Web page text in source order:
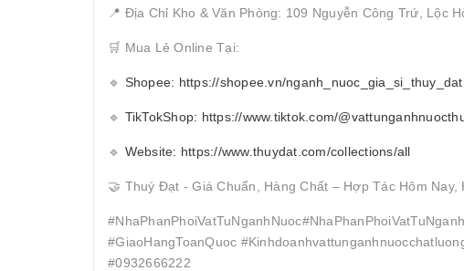
📍 Địa Chỉ Kho & Văn Phòng: 109 Nguyễn Công Trứ, Lộc
🛒 Mua Lẻ Online Tại:
🔹 Shopee: https://shopee.vn/nganh_nuoc_gia_si_thuy_dat
🔹 TikTokShop: https://www.tiktok.com/
🔹 Website: https://www.thuydat.com/collections/all
🤝 Thuý Đạt - Giá Chuẩn, Hàng Chất – Hợp Tác Hôm Nay,
#GiaoHangToanQuoc
#0932666222